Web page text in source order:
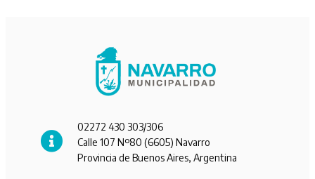
02272 430 303/306
Calle 107 Nº80 (6605) Navarro
Provincia de Buenos Aires, Argentina